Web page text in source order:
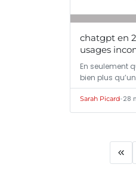
chatgpt en
usages
En seulement
bien plus
Sarah Picard•28